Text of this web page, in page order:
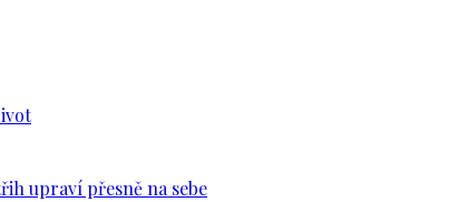
upraví přesně na sebe